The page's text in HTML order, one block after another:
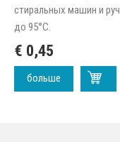
стиральных машин и
до 95°C.
€ 0,45
больше